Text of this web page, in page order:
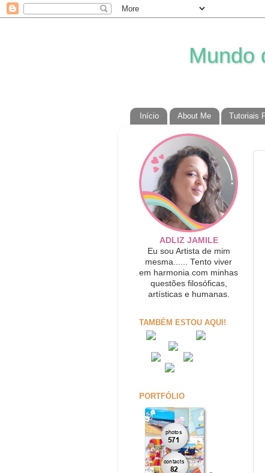
Mundo
Início About Me Tutoriais
ADLIZ JAMILE
Eu sou Artista de mim
mesma...... Tento viver
em harmonia com minhas
questões filosóficas,
artísticas e humanas.
TAMBÉM ESTOU AQUI!
PORTFÓLIO